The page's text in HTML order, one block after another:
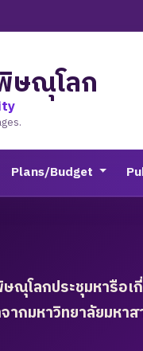
ษณุโลก
Plans/Budget
ณุโลกประชุมหารือ
ากมหาวิทยาลัยมหาส